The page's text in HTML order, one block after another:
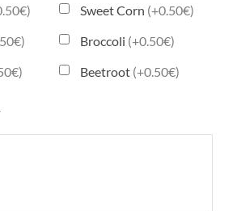
Sweet Corn (+0.50€)
Broccoli (+0.50€)
Beetroot (+0.50€)